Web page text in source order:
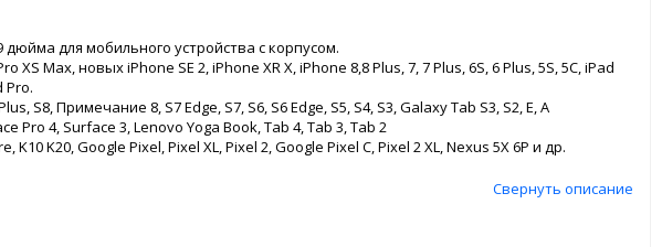
для мобильного устройства с корпусом.
XS Max, новых iPhone SE 2, iPhone XR X, iPhone 8,8 Plus, 7, 7 Plus, 6S, 6 Plus, 5S, 5C, iPad
Pro.
S8, Примечание 8, S7 Edge, S7, S6, S6 Edge, S5, S4, S3, Galaxy Tab S3, S2, E, A
Pro 4, Surface 3, Lenovo Yoga Book, Tab 4, Tab 3, Tab 2
K10 K20, Google Pixel, Pixel XL, Pixel 2, Google Pixel C, Pixel 2 XL, Nexus 5X 6P и др.
Свернуть описание